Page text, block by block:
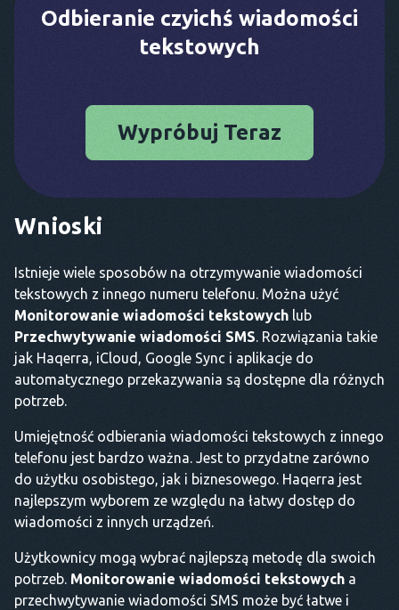
Odbieranie czyichś wiadomości
tekstowych
Wypróbuj Teraz
Wnioski
Istnieje wiele sposobów na otrzymywanie wiadomości
tekstowych z innego numeru telefonu. Można użyć
Monitorowanie wiadomości tekstowych lub
Przechwytywanie wiadomości SMS. Rozwiązania takie
jak Haqerra, iCloud, Google Sync i aplikacje do
automatycznego przekazywania są dostępne dla różnych
potrzeb.
Umiejętność odbierania wiadomości tekstowych z innego
telefonu jest bardzo ważna. Jest to przydatne zarówno
do użytku osobistego, jak i biznesowego. Haqerra jest
najlepszym wyborem ze względu na łatwy dostęp do
wiadomości z innych urządzeń.
Użytkownicy mogą wybrać najlepszą metodę dla swoich
potrzeb. Monitorowanie wiadomości tekstowych a
przechwytywanie wiadomości SMS może być łatwe i